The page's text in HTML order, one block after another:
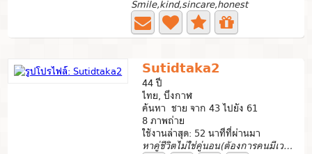
Smile,kind,sincare,honest
Sutidtaka2
44 ปี
ไทย, บึงกาฬ
ค้นหา ชาย จาก 43 ไปยัง 61
8 ภาพถ่าย
ใช้งานล่าสุด: 52 นาทีที่ผ่านมา
หาคู่ชีวิตไม่ใช่คู่นอน(ต้องการคนมีเวลาให้)